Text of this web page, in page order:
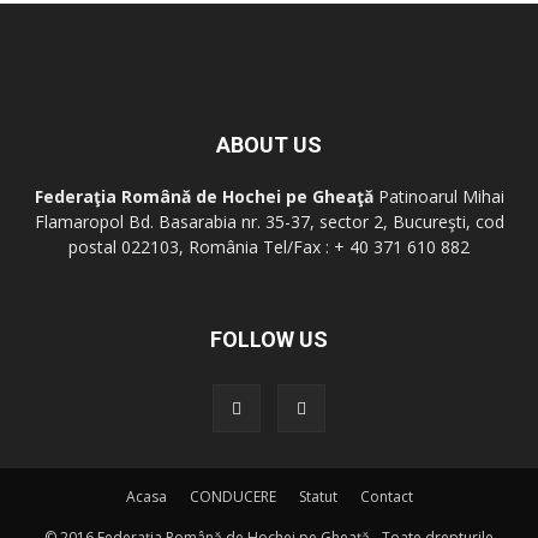
ABOUT US
Federaţia Română de Hochei pe GheaţăPatinoarul Mihai
Flamaropol Bd. Basarabia nr. 35-37, sector 2, Bucureşti, cod
postal 022103, România Tel/Fax : + 40 371 610 882
FOLLOW US
Acasa CONDUCERE Statut
Contact